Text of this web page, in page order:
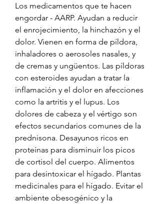
Los medicamentos que te hacen
engordar - AARP. Ayudan a reducir
el enrojecimiento, la hinchazón y el
dolor. Vienen en forma de píldora,
inhaladores o aerosoles nasales, y
de cremas y ungüentos. Las píldoras
con esteroides ayudan a tratar la
inflamación y el dolor en afecciones
como la artritis y el lupus. Los
dolores de cabeza y el vértigo son
efectos secundarios comunes de la
prednisona. Desayunos ricos en
proteínas para disminuir los picos
de cortisol del cuerpo. Alimentos
para desintoxicar el hígado. Plantas
medicinales para el hígado. Evitar el
ambiente obesogénico y la